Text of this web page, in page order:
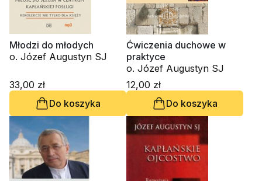
Młodzi do młodych
o. Józef Augustyn SJ
33,00 zł
Do koszyka
Ćwiczenia duchowe w
praktyce
o. Józef Augustyn SJ
12,00 zł
Do koszyka